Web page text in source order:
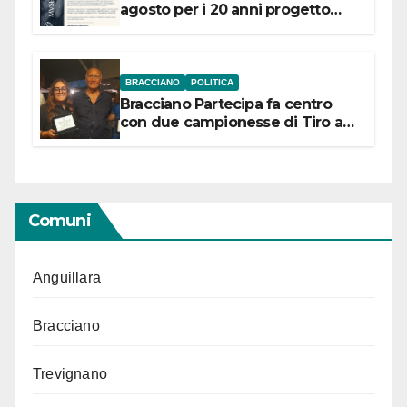
agosto per i 20 anni progetto
BRACCIANO POLITICA
Bracciano Partecipa fa centro
con due campionesse di Tiro a
Comuni
Anguillara
Bracciano
Trevignano